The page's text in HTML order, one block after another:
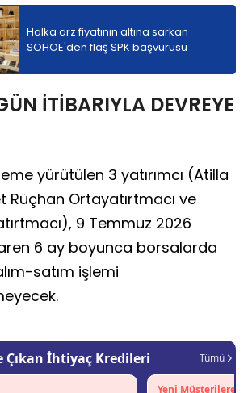
Halka arz fiyatının altına sarkan
SOHOE'den flaş SPK başvurusu
İTİBARIYLA DEVREYE
yürütülen 3 yatırımcı (Atilla
Rüçhan Ortayatırtmacı ve
9 Temmuz 2026
6 ay boyunca borsalarda
satım işlemi